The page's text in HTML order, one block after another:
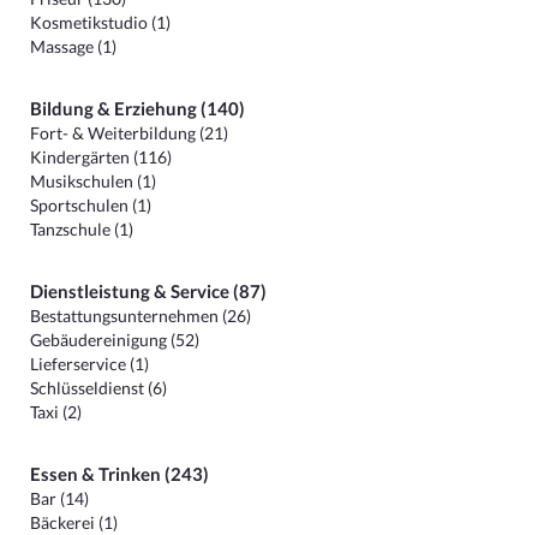
Kosmetikstudio (1)
Massage (1)
Bildung & Erziehung (140)
Fort- & Weiterbildung (21)
Kindergärten (116)
Musikschulen (1)
Sportschulen (1)
Tanzschule (1)
Dienstleistung & Service (87)
Bestattungsunternehmen (26)
Gebäudereinigung (52)
Lieferservice (1)
Schlüsseldienst (6)
Taxi (2)
Essen & Trinken (243)
Bar (14)
Bäckerei (1)